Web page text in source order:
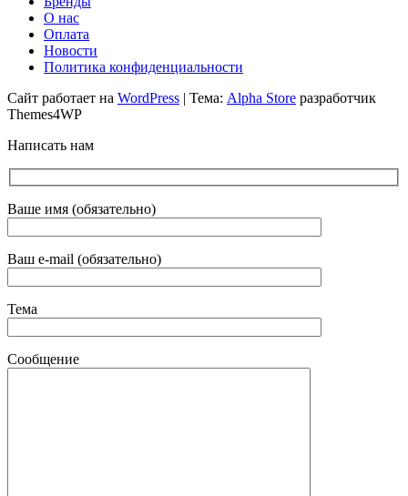
О нас
Оплата
Новости
Политика конфиденциальности
Сайт работает на WordPress | Тема: Alpha Store разработчик
Themes4WP
Написать нам
Ваше имя (обязательно)
Ваш e-mail (обязательно)
Тема
Сообщение